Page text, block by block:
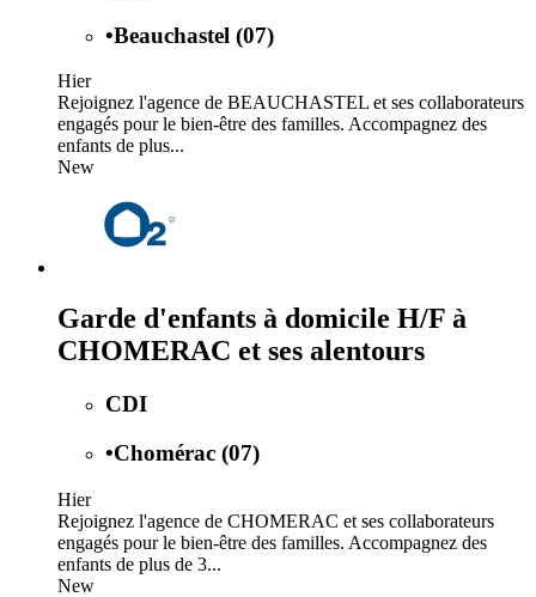
•Beauchastel (07)
Hier
Rejoignez l'agence de BEAUCHASTEL et ses collaborateurs
engagés pour le bien-être des familles. Accompagnez des
enfants de plus...
New
Garde d'enfants à domicile H/F à
CHOMERAC et ses alentours
CDI
•Chomérac (07)
Hier
Rejoignez l'agence de CHOMERAC et ses collaborateurs
engagés pour le bien-être des familles. Accompagnez des
enfants de plus de 3...
New